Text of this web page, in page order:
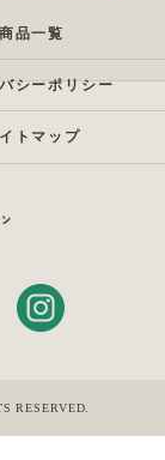
商品一覧
シーポリシー
トマップ
RESERVED.